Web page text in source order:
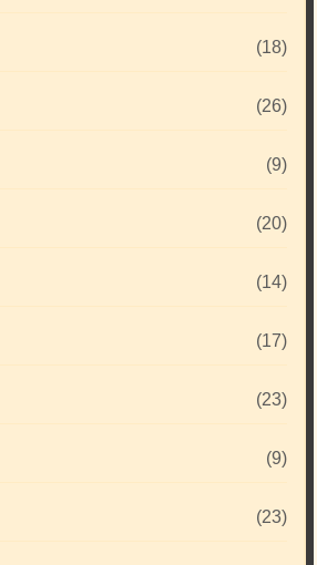
(18)
(26)
(9)
(20)
(14)
(17)
(23)
(9)
(23)